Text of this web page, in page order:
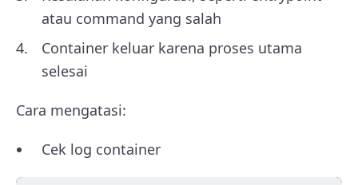
atau command yang salah
Container keluar karena proses utama
selesai
Cara mengatasi:
Cek log container